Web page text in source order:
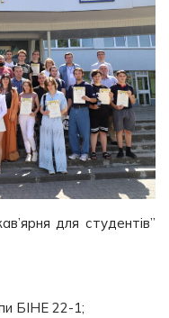
для студентів”
БІНЕ 22-1;